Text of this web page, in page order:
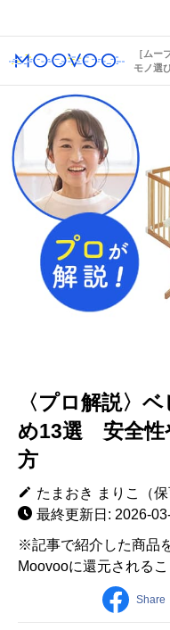
［ムー
モノ選
〈プロ解説〉
め13選 安全性
方
たまおき まりこ（保
最終更新日: 2026-
※記事で紹介した商品
Moovooに還元されるこ
Share